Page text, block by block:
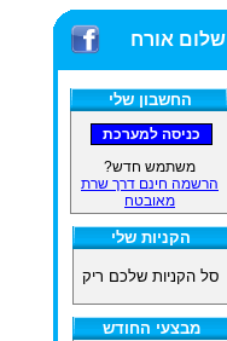
שלום אורח
החשבון שלי
משתמש חדש?
הרשמה חינם דרך שרת
מאובטח
הקניות שלי
סל הקניות שלכם ריק
מבצעי החודש